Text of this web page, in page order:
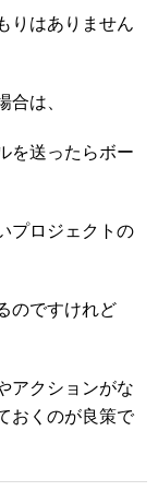
りはありません
合は、
を送ったらボー
プロジェクトの
のですけれど
アクションがな
おくのが良策で